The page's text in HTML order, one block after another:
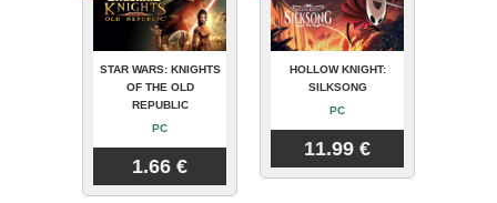
STAR WARS: KNIGHTS
OF THE OLD
REPUBLIC
PC
1.66 €
HOLLOW KNIGHT:
SILKSONG
PC
11.99 €